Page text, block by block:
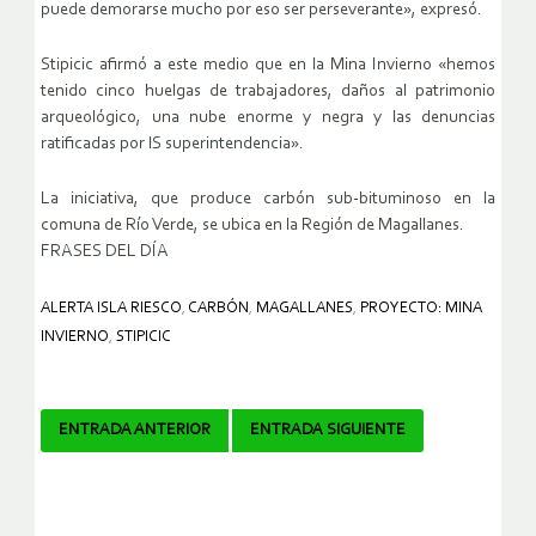
puede demorarse mucho por eso ser perseverante», expresó.
Stipicic afirmó a este medio que en la Mina Invierno «hemos
tenido cinco huelgas de trabajadores, daños al patrimonio
arqueológico, una nube enorme y negra y las denuncias
ratificadas por lS superintendencia».
La iniciativa, que produce carbón sub-bituminoso en la
comuna de Río Verde, se ubica en la Región de Magallanes.
FRASES DEL DÍA
ALERTA ISLA RIESCO, CARBÓN , MAGALLANES, PROYECTO: MINA
INVIERNO, STIPICIC
Navegador
ENTRADA ANTERIOR ENTRADA SIGUIENTE